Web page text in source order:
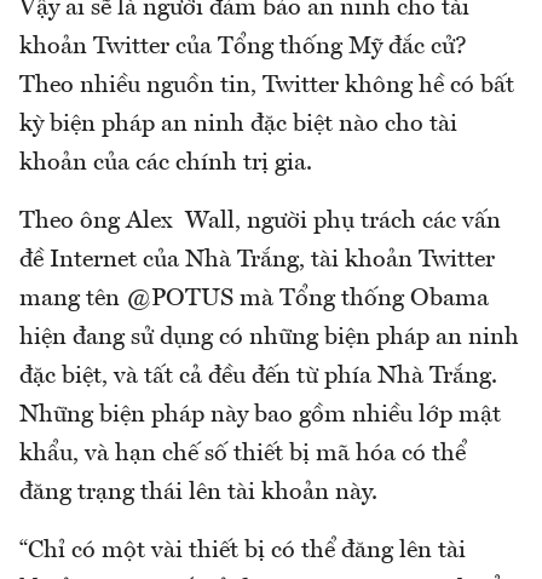
Vậy ai sẽ là người đảm bảo an ninh cho tài
khoản Twitter của Tổng thống Mỹ đắc cử?
Theo nhiều nguồn tin, Twitter không hề có bất
kỳ biện pháp an ninh đặc biệt nào cho tài
khoản của các chính trị gia.
Theo ông Alex Wall, người phụ trách các vấn
đề Internet của Nhà Trắng, tài khoản Twitter
mang tên @POTUS mà Tổng thống Obama
hiện đang sử dụng có những biện pháp an ninh
đặc biệt, và tất cả đều đến từ phía Nhà Trắng.
Những biện pháp này bao gồm nhiều lớp mật
khẩu, và hạn chế số thiết bị mã hóa có thể
đăng trạng thái lên tài khoản này.
“Chỉ có một vài thiết bị có thể đăng lên tài